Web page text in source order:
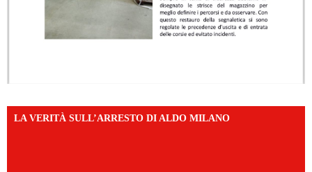
LA VERITÀ SULL’ARRESTO DI ALDO MILANO